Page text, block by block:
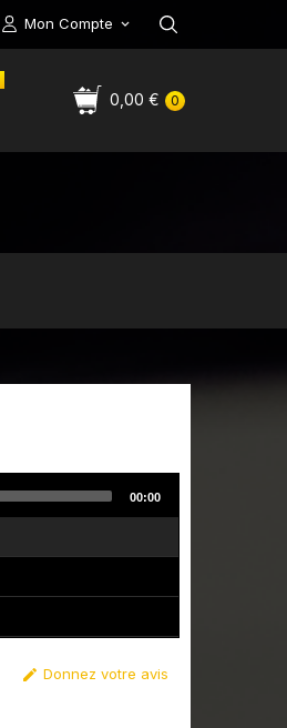
Mon Compte
0
0,00 €
00:00
 Donnez votre avis